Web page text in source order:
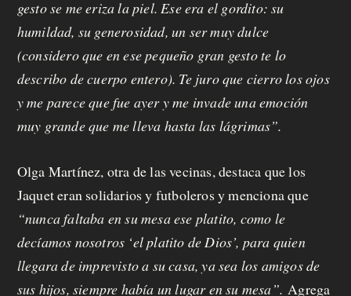
gesto se me eriza la piel. Ese era el gordito: su
humildad, su generosidad, un ser muy dulce
(considero que en ese pequeño gran gesto te lo
describo de cuerpo entero). Te juro que cierro los ojos
y me parece que fue ayer y me invade una emoción
muy grande que me lleva hasta las lágrimas”.
Olga Martínez, otra de las vecinas, destaca que los
Jaquet eran solidarios y futboleros y menciona que
“nunca faltaba en su mesa ese platito, como le
decíamos nosotros ‘el platito de Dios’, para quien
llegara de imprevisto a su casa, ya sea los amigos de
sus hijos, siempre había un lugar en su mesa”.Agrega